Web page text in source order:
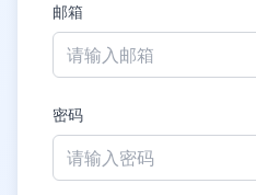
邮箱
密码